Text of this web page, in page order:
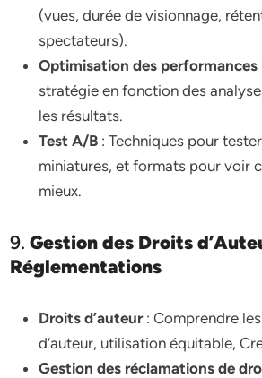
(vues, durée de visionnage,
spectateurs).
Optimisation des performances
stratégie en fonction des
les résultats.
Test A/B : Techniques pour
miniatures, et formats pour voir
mieux.
9.Gestion des Droits
Réglementations
Droits d’auteur: Comprendre
d’auteur, utilisation équitable,
Gestion des réclamations de